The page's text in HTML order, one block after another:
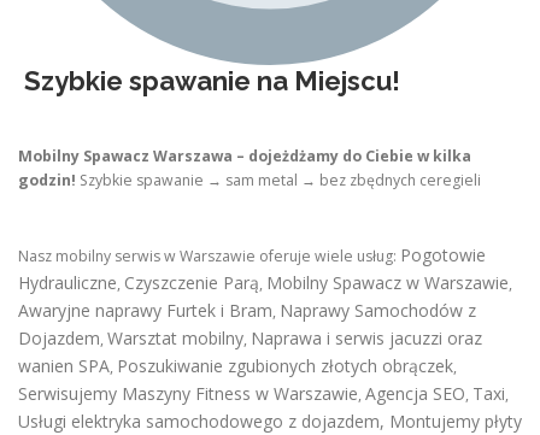
Szybkie spawanie na Miejscu!
Mobilny Spawacz Warszawa – dojeżdżamy do Ciebie w kilka
godzin! Szybkie spawanie → sam metal → bez zbędnych ceregieli
Nasz mobilny serwis w Warszawie oferuje wiele usług: Pogotowie
Hydrauliczne, Czyszczenie Parą, Mobilny Spawacz w Warszawie,
Awaryjne naprawy Furtek i Bram, Naprawy Samochodów z
Dojazdem, Warsztat mobilny, Naprawa i serwis jacuzzi oraz
wanien SPA, Poszukiwanie zgubionych złotych obrączek,
Serwisujemy Maszyny Fitness w Warszawie, Agencja SEO, Taxi,
Usługi elektryka samochodowego z dojazdem, Montujemy płyty